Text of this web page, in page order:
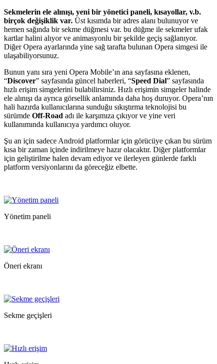
Sekmelerin ele alınışı, yeni bir yönetici paneli, kısayollar, v.b.
birçok değişiklik var. Üst kısımda bir adres alanı bulunuyor ve
hemen sağında bir sekme düğmesi var. bu düğme ile sekmeler ufak
kartlar halini alıyor ve animasyonlu bir şekilde geçiş sağlanıyor.
Diğer Opera ayarlarında yine sağ tarafta bulunan Opera simgesi ile
ulaşabiliyorsunuz.
Bunun yanı sıra yeni Opera Mobile’ın ana sayfasına eklenen,
“Discover” sayfasında güncel haberleri, “Speed Dial” sayfasında
hızlı erişim simgelerini bulabilirsiniz. Hızlı erişimin simgeler halinde
ele alınışı da ayrıca görsellik anlamında daha hoş duruyor. Opera’nın
hali hazırda kullanıcılarına sunduğu sıkıştırma teknolojisi bu
sürümde Off-Road adı ile karşımıza çıkıyor ve yine veri
kullanımında kullanıcıya yardımcı oluyor.
Şu an için sadece Android platformlar için görücüye çıkan bu sürüm
kısa bir zaman içinde indirilmeye hazır olacaktır. Diğer platformlar
için geliştirilme halen devam ediyor ve ilerleyen günlerde farklı
platform versiyonlarını da göreceğiz elbette.
Yönetim paneli
Öneri ekranı
Sekme geçişleri